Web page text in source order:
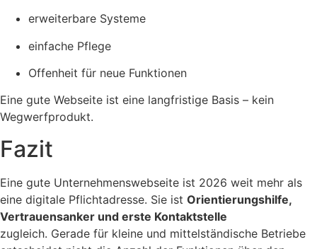
erweiterbare Systeme
einfache Pflege
Offenheit für neue Funktionen
Eine gute Webseite ist eine langfristige Basis – kein
Wegwerfprodukt.
Fazit
Eine gute Unternehmenswebseite ist 2026 weit mehr als
eine digitale Pflichtadresse. Sie ist Orientierungshilfe,
Vertrauensanker und erste Kontaktstelle
zugleich. Gerade für kleine und mittelständische Betriebe